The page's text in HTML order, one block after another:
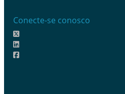
Conecte-se conosco